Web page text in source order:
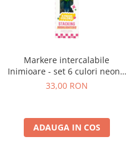
Markere intercalabile
Inimioare - set 6 culori neon -
Heart
33,00 RON
ADAUGA IN COS